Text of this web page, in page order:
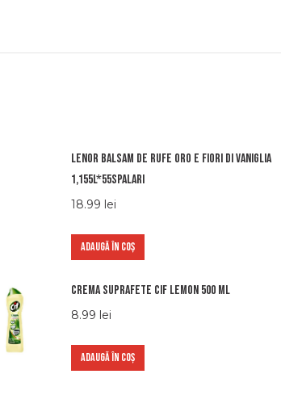
Lenor balsam de rufe oro e fiori di vaniglia
1,155l*55spalari
18.99 lei
ADAUGĂ ÎN COȘ
Crema suprafete Cif Lemon 500 ml
8.99 lei
ADAUGĂ ÎN COȘ